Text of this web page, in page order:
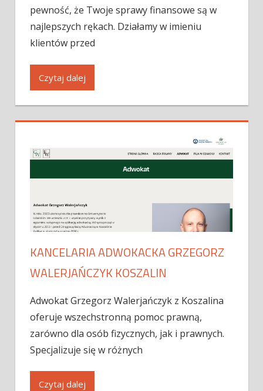
pewność, że Twoje sprawy finansowe są w
najlepszych rękach. Działamy w imieniu
klientów przed
Czytaj dalej
KANCELARIA ADWOKACKA GRZEGORZ
WALERJAŃCZYK KOSZALIN
Adwokat Grzegorz Walerjańczyk z Koszalina
oferuje wszechstronną pomoc prawną,
zarówno dla osób fizycznych, jak i prawnych.
Specjalizuje się w różnych
Czytaj dalej